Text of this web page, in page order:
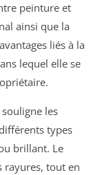
peinture et
ainsi que la
liés à la
lequel elle se
les
types
brillant. Le
rayures, tout en